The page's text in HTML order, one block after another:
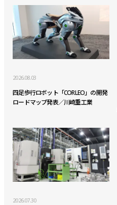
2026.08.03
四足歩行ロボット「CORLEO」の開発
ロードマップ発表／川崎重工業
2026.07.30